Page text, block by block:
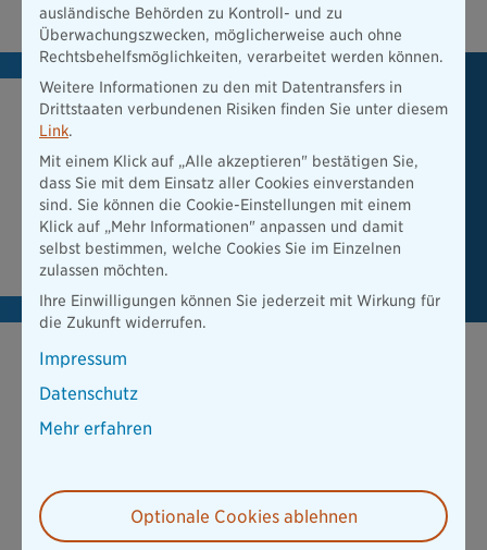
Ich möchte mehr erfahren
Fordern Sie hier Ihr persönliches Angebot an und lassen Sie
sich unverbindlich beraten.
Beratung anfordern
ausländische Behörden zu Kontroll- und zu
Überwachungszwecken, möglicherweise auch ohne
Rechtsbehelfsmöglichkeiten, verarbeitet werden können.
Weitere Informationen zu den mit Datentransfers in
Drittstaaten verbundenen Risiken finden Sie unter diesem
Link.
Mit einem Klick auf „Alle akzeptieren" bestätigen Sie,
dass Sie mit dem Einsatz aller Cookies einverstanden
sind. Sie können die Cookie-Einstellungen mit einem
Klick auf „Mehr Informationen" anpassen und damit
selbst bestimmen, welche Cookies Sie im Einzelnen
zulassen möchten.
Ihre Einwilligungen können Sie jederzeit mit Wirkung für
die Zukunft widerrufen.
Impressum
Datenschutz
Mehr erfahren
Optionale Cookies ablehnen